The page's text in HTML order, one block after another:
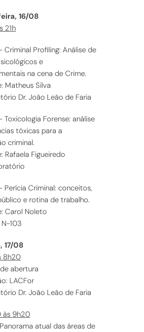
16/08
21h
Criminal Profiling: Análise de
e
na cena de Crime.
Matheus Silva
Dr. João Leão de Faria
Toxicologia Forense: análise
tóxicas para a
criminal.
Rafaela Figueiredo
Perícia Criminal: conceitos,
e rotina de trabalho.
Carol Noleto
103
17/08
8h20
abertura
LACFor
Dr. João Leão de Faria
às 9h20
atual das áreas de